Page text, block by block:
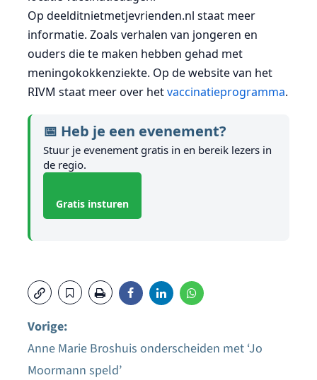
Op deelditnietmetjevrienden.nl staat meer
informatie. Zoals verhalen van jongeren en
ouders die te maken hebben gehad met
meningokokkenziekte. Op de website van het
RIVM staat meer over hetvaccinatieprogramma.
📅 Heb je een evenement?
Stuur je evenement gratis in en bereik lezers in
de regio.
Gratis insturen
Bericht
Vorige:
Anne Marie Broshuis onderscheiden met ‘Jo
Moormann speld’